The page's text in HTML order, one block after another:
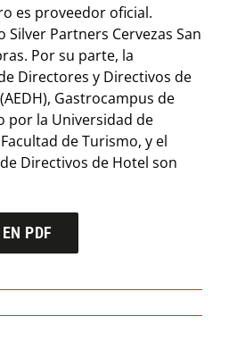
es proveedor oficial.
Silver Partners Cervezas San
Por su parte, la
Directores y Directivos de
Gastrocampus de
por la Universidad de
de Turismo, y el
Directivos de Hotel son
PDF